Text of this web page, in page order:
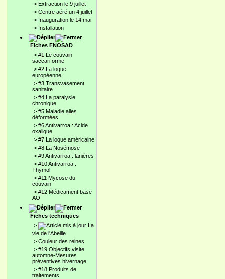
> Extraction le 9 juillet
> Centre aéré un 4 juillet
> Inauguration le 14 mai
> Installation
Fiches FNOSAD
> #1 Le couvain
saccariforme
> #2 La loque
européenne
> #3 Transvasement
sanitaire
> #4 La paralysie
chronique
> #5 Maladie ailes
déformées
> #6 Antivarroa : Acide
oxalique
> #7 La loque américaine
> #8 La Nosémose
> #9 Antivarroa : lanières
> #10 Antivarroa :
Thymol
> #11 Mycose du
couvain
> #12 Médicament base
AO
Fiches techniques
>
La
vie de l'Abeille
> Couleur des reines
> #19 Objectifs visite
automne-Mesures
préventives hivernage
> #18 Produits de
traitements